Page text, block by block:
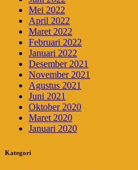
Mei 2022
April 2022
Maret 2022
Februari 2022
Januari 2022
Desember 2021
November 2021
Agustus 2021
Juni 2021
Oktober 2020
Maret 2020
Januari 2020
Kategori